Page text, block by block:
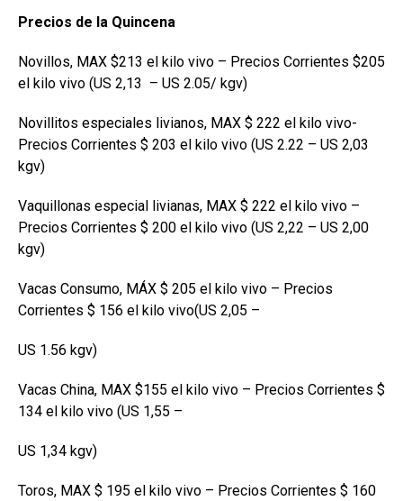
Precios de la Quincena
Novillos, MAX $213 el kilo vivo – Precios Corrientes $205
el kilo vivo (US 2,13 – US 2.05/ kgv)
Novillitos especiales livianos, MAX $ 222 el kilo vivo-
Precios Corrientes $ 203 el kilo vivo (US 2.22 – US 2,03
kgv)
Vaquillonas especial livianas, MAX $ 222 el kilo vivo –
Precios Corrientes $ 200 el kilo vivo (US 2,22 – US 2,00
kgv)
Vacas Consumo, MÁX $ 205 el kilo vivo – Precios
Corrientes $ 156 el kilo vivo(US 2,05 –
US 1.56 kgv)
Vacas China, MAX $155 el kilo vivo – Precios Corrientes $
134 el kilo vivo (US 1,55 –
US 1,34 kgv)
Toros, MAX $ 195 el kilo vivo – Precios Corrientes $ 160